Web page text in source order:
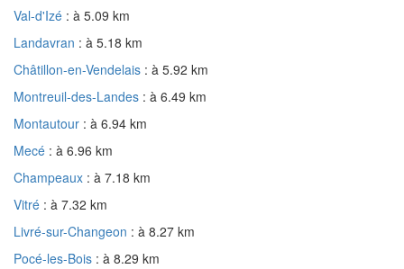
Val-d'Izé : à 5.09 km
Landavran : à 5.18 km
Châtillon-en-Vendelais : à 5.92 km
Montreuil-des-Landes : à 6.49 km
Montautour : à 6.94 km
Mecé : à 6.96 km
Champeaux : à 7.18 km
Vitré : à 7.32 km
Livré-sur-Changeon : à 8.27 km
Pocé-les-Bois : à 8.29 km